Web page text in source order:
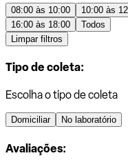
08:00 às 10:00 10:00 às
16:00 às 18:00
Todos
Limpar filtros
Tipo de coleta:
Escolha o tipo de coleta
Domiciliar No laboratório
Avaliações: